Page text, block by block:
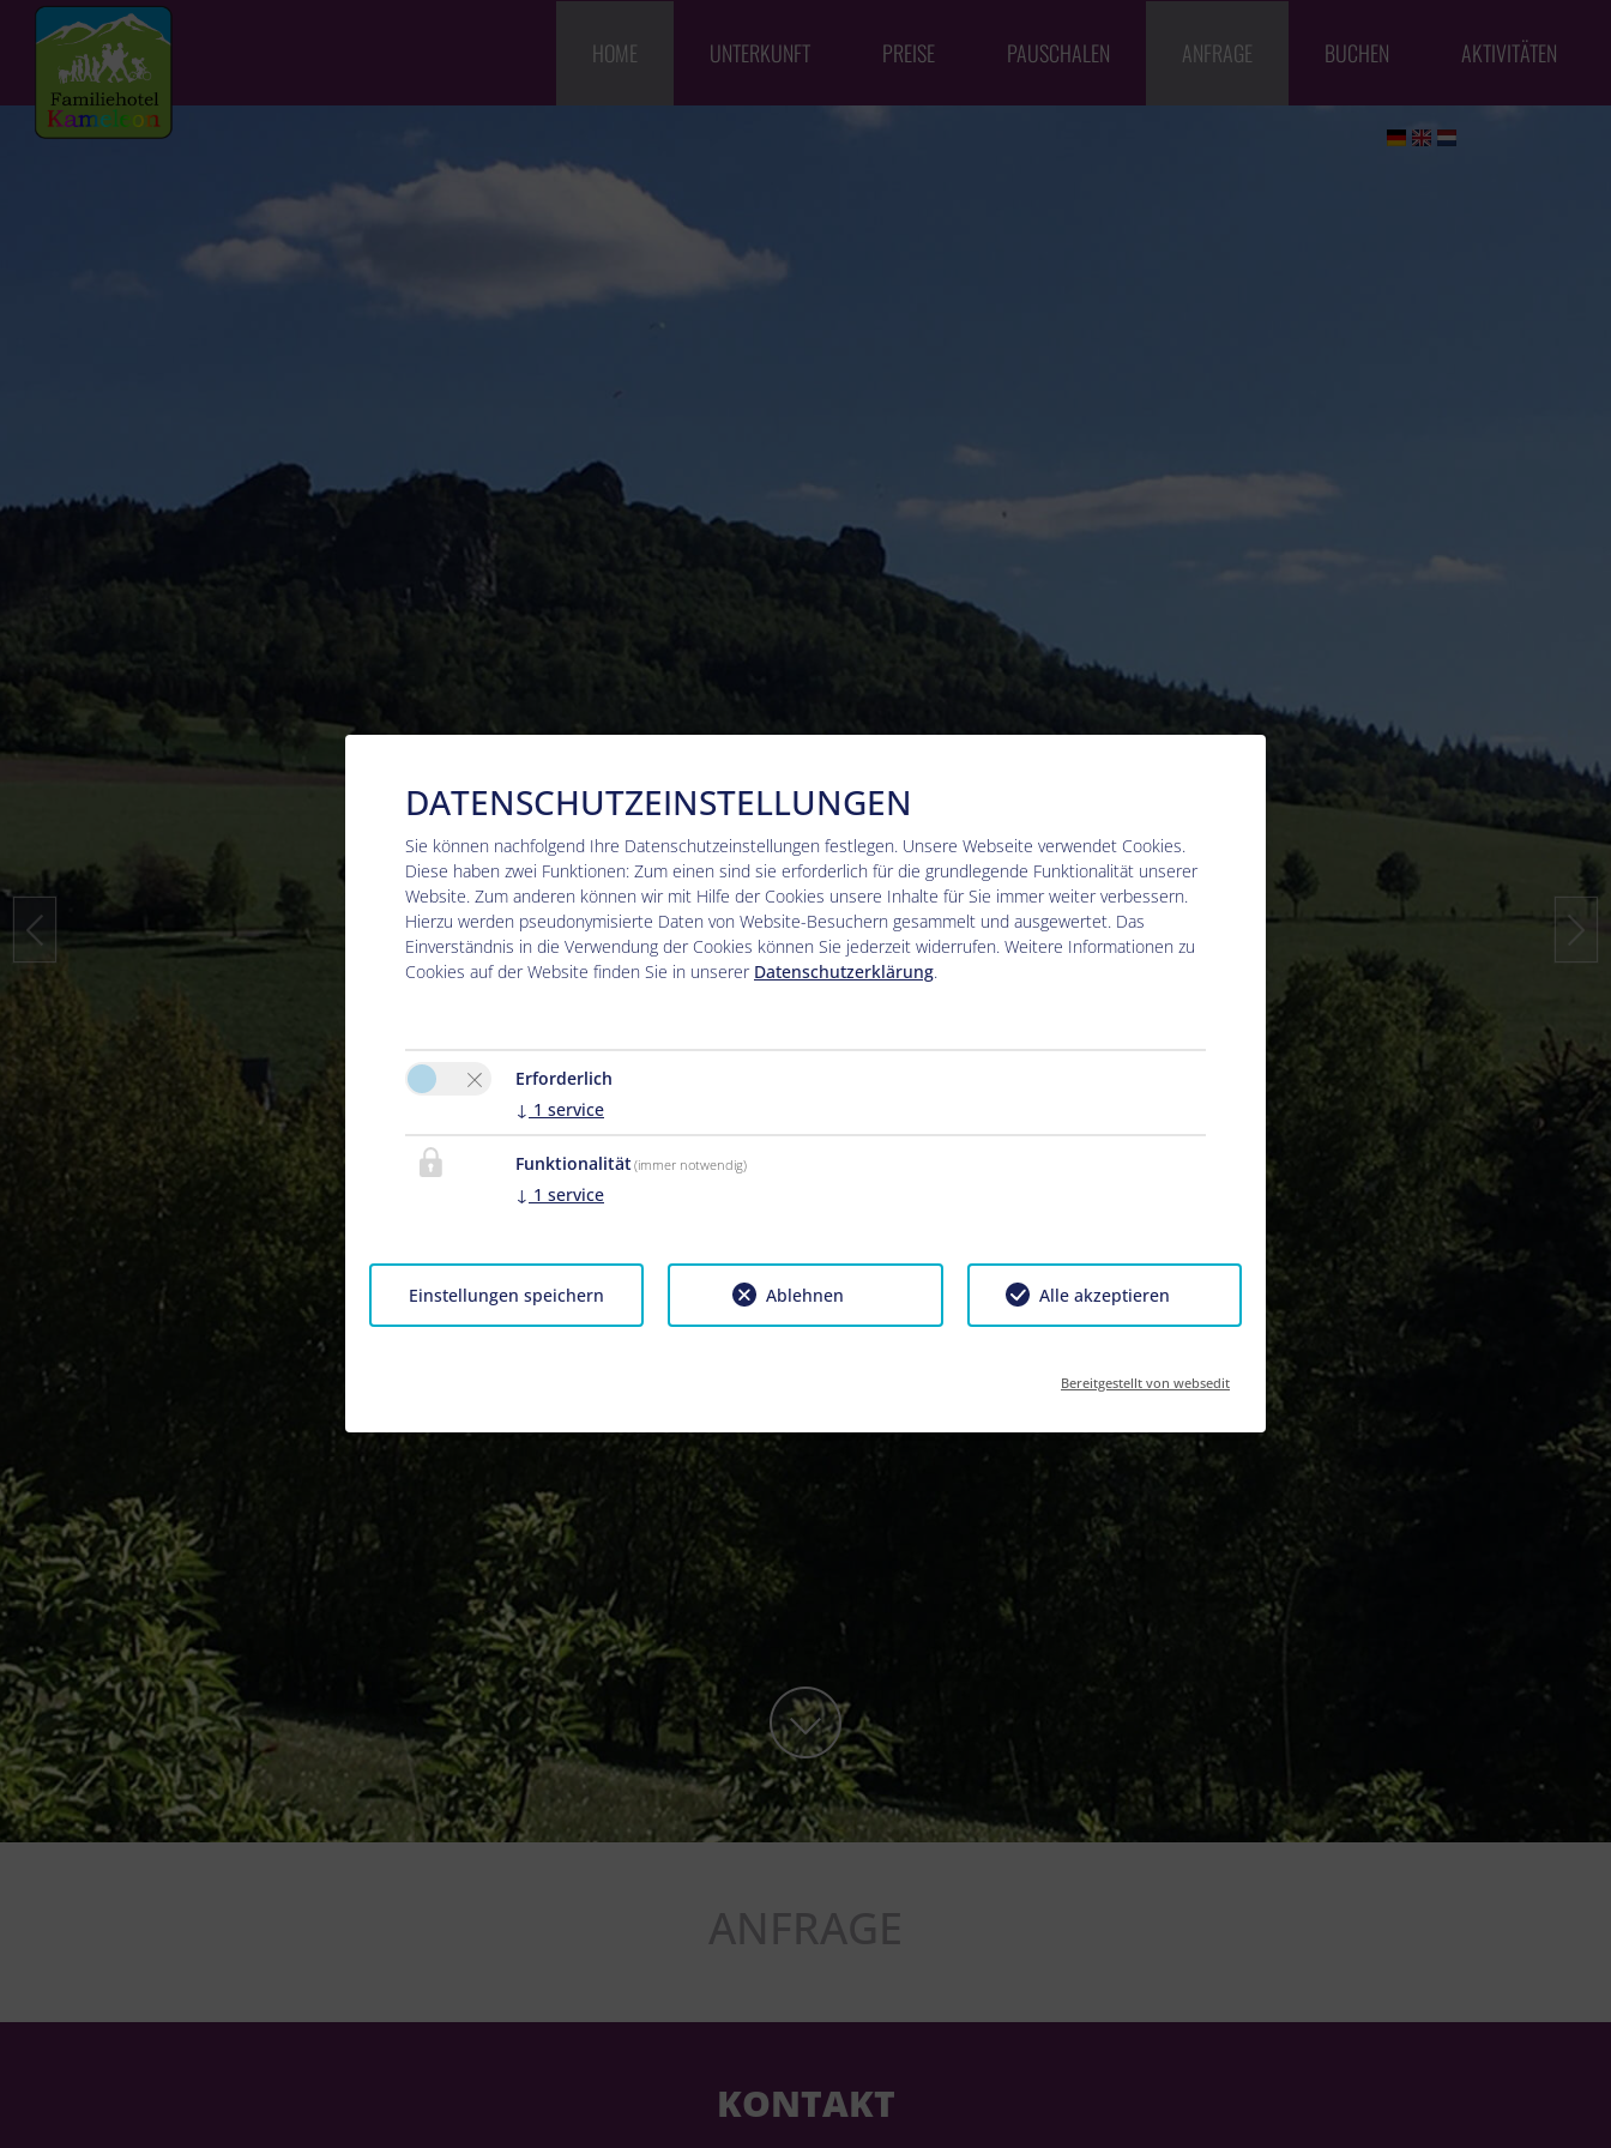
HOME UNTERKUNFT PREISE PAUSCHALEN ANFRAGE BUCHEN AKTIVITÄTEN
ANFRAGE
KONTAKT
DATENSCHUTZEINSTELLUNGEN
Sie können nachfolgend Ihre Datenschutzeinstellungen festlegen. Unsere Webseite verwendet Cookies.
Diese haben zwei Funktionen: Zum einen sind sie erforderlich für die grundlegende Funktionalität unserer
Website. Zum anderen können wir mit Hilfe der Cookies unsere Inhalte für Sie immer weiter verbessern.
Hierzu werden pseudonymisierte Daten von Website-Besuchern gesammelt und ausgewertet. Das
Einverständnis in die Verwendung der Cookies können Sie jederzeit widerrufen. Weitere Informationen zu
Cookies auf der Website finden Sie in unserer Datenschutzerklärung.
Erforderlich
↓ 1 service
Funktionalität(immer notwendig)
↓ 1 service
Ablehnen
Einstellungen speichern Alle akzeptieren
Bereitgestellt von websedit